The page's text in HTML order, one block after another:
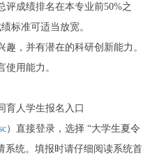
成绩排名在本专业前50%之
标准可适当放宽。
，并有潜在的科研创新能力。
用能力。
人学生报名入口
）直接登录，选择 “大学生夏令
系统。填报时请仔细阅读系统首